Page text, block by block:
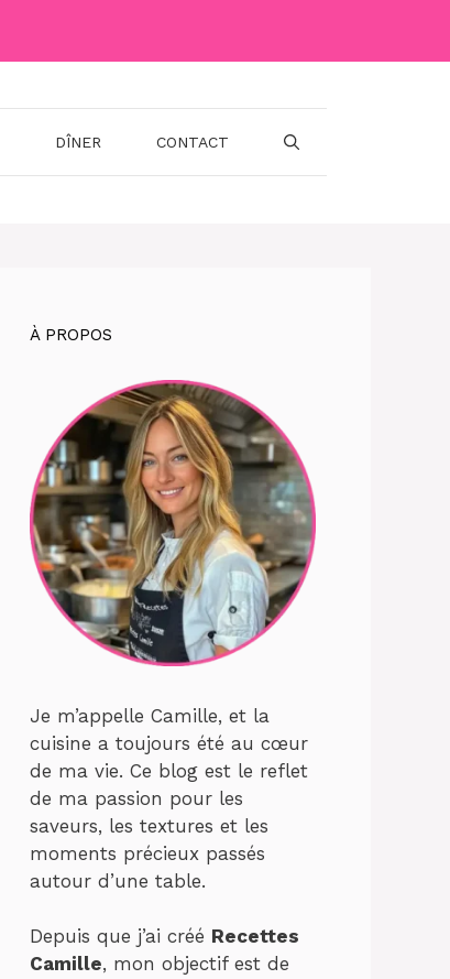
DÎNER CONTACT
À PROPOS
Je m’appelle Camille, et la
cuisine a toujours été au cœur
de ma vie. Ce blog est le reflet
de ma passion pour les
saveurs, les textures et les
moments précieux passés
autour d’une table.
Depuis que j’ai créé Recettes
Camille, mon objectif est de